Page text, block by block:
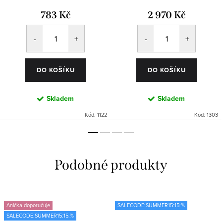
783 Kč
DO KOŠÍKU
Skladem
Kód: 1122
2 970 Kč
DO KOŠÍKU
Skladem
Kód: 1303
Anička doporučuje
SALECODE:SUMMER15:15:%
SALECODE:SUMMER15:15:%